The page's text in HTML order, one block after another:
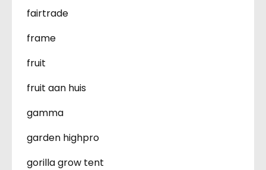
fairtrade
frame
fruit
fruit aan huis
gamma
garden highpro
gorilla grow tent